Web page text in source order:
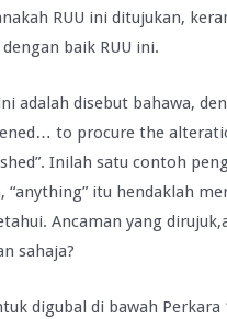
RUU ini ditujukan,
baik RUU ini.
adalah disebut bahawa,
to procure the
Inilah satu contoh
“anything” itu hendaklah
Ancaman yang
sahaja?
digubal di bawah